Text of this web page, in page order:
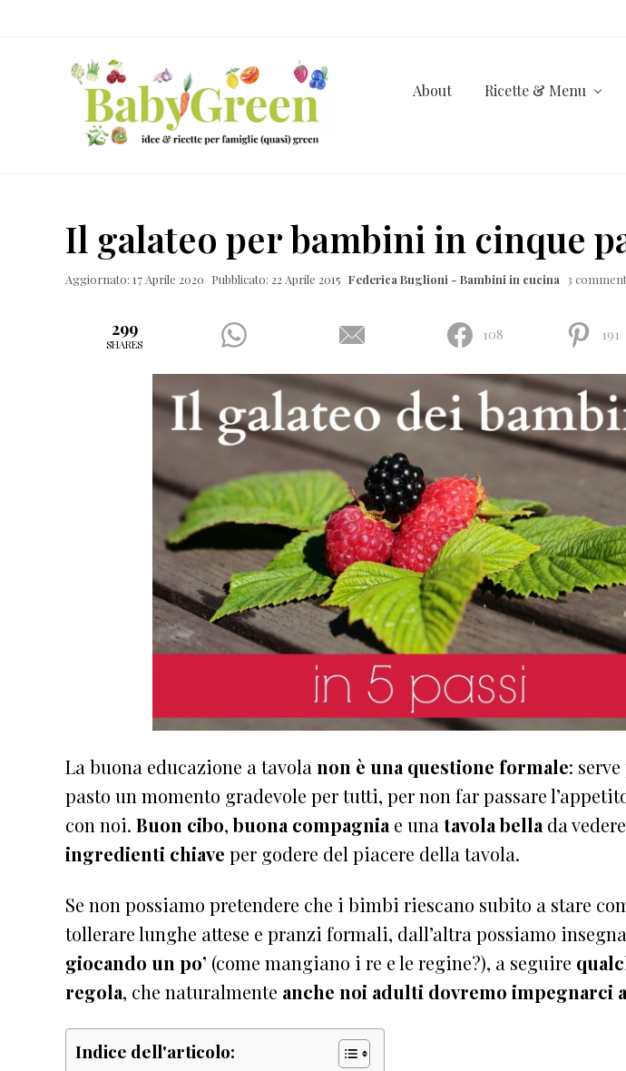
ricette
per
About Ricette & Menu
Il galateo per bambini in cinque
Aggiornato: 17 Aprile 2020 Pubblicato: 22 Aprile 2015 Federica Buglioni - Bambini in cucina 3
299
SHARES
108 191
La buona educazione a tavola non è una questione formale:
pasto un momento gradevole per tutti, per non far passare
con noi. Buon cibo,buona compagnia e una tavola bella da
ingredienti chiave per godere del piacere della tavola.
Se non possiamo pretendere che i bimbi riescano subito a stare
tollerare lunghe attese e pranzi formali, dall’altra possiamo
giocando un po’ (come mangiano i re e le regine?), a seguire
regola, che naturalmente anche noi adulti dovremo impegnarci
Indice dell'articolo: